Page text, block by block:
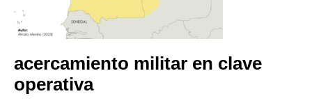
acercamiento militar en clave
operativa